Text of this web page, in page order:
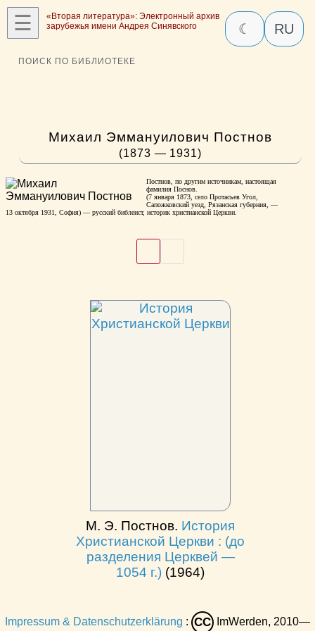
☰
«Вторая литература»: Электронный архив
зарубежья имени Андрея Синявского
☾ RU
ПОИСК ПО БИБЛИОТЕКЕ
Михаил Эммануилович Постнов
(1873 — 1931)
Постнов, по другим источникам, настоящая
фамилия Поснов.
(7 января 1873, село Протасьев Угол,
Сапожковский уезд, Рязанская губерния, —
13 октября 1931, София) — русский библеист, историк христианской Церкви.
М. Э. Постнов. История
Христианской Церкви : (до
разделения Церквей —
1054 г.) (1964)
Impressum & Datenschutzerklärung : CC ImWerden, 2010—